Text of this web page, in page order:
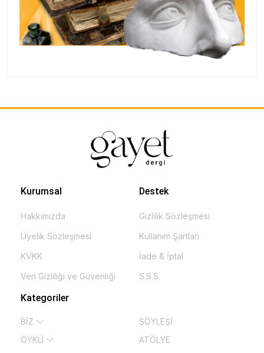
Kurumsal
Hakkımızda
Üyelik Sözleşmesi
KVKK
Veri Gizliliği ve Güvenliği
Destek
Gizlilik Sözleşmesi
Kullanım Şartları
İade & İptal
S.S.S.
Kategoriler
BİZ
ÖYKÜ
SÖYLEŞİ
ATÖLYE